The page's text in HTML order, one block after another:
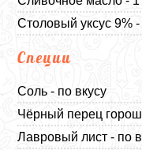
Столовый уксус 9%
Специи
Соль - по вкусу
Чёрный перец
Лавровый лист - по